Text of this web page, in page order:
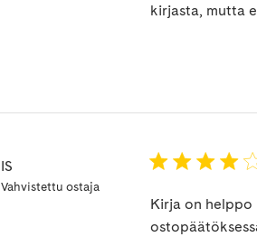
kirjasta, mutta
IS
Vahvistettu ostaja
Kirja on helppo